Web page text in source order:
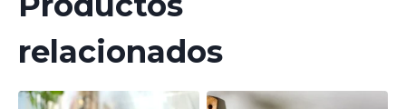
relacionados